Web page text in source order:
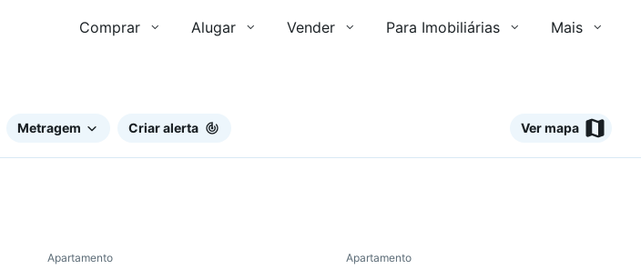
Comprar Alugar Vender Para Imobiliárias Mais
Metragem Criar alerta Ver mapa
Redecorar
Apartamento Redecorar
Apartamento